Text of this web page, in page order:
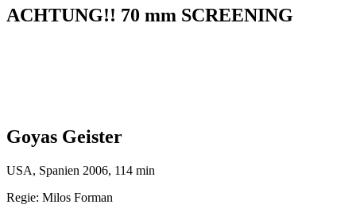
ACHTUNG!! 70 mm SCREENING
Goyas Geister
USA, Spanien 2006, 114 min
Regie: Milos Forman